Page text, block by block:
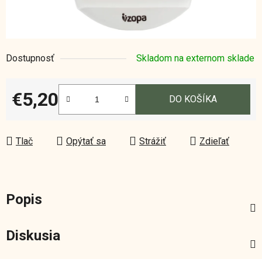
Dostupnosť Skladom na externom sklade
€5,20
Jednotková cena:
DO KOŠÍKA
Tlač Opýtať sa Strážiť Zdieľať
Popis
Diskusia